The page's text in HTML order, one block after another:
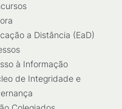
a Distância (EaD)
à Informação
de Integridade e